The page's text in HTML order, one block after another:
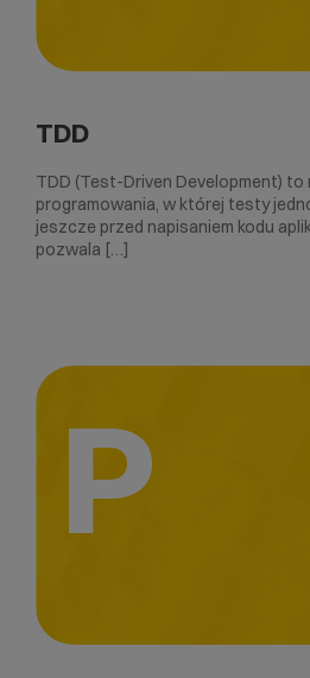
TDD
TDD (Test-Driven Development) to
programowania, w której testy
jeszcze przed napisaniem kodu
pozwala […]
P